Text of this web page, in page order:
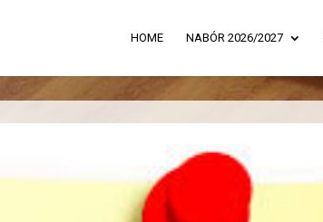
HOME NABÓR 2026/2027